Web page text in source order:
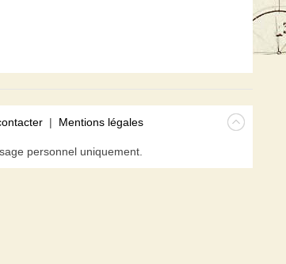
| Mentions légales
personnel uniquement.